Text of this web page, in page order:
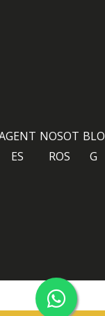
ES
NOSOT
ROS
BLO
G